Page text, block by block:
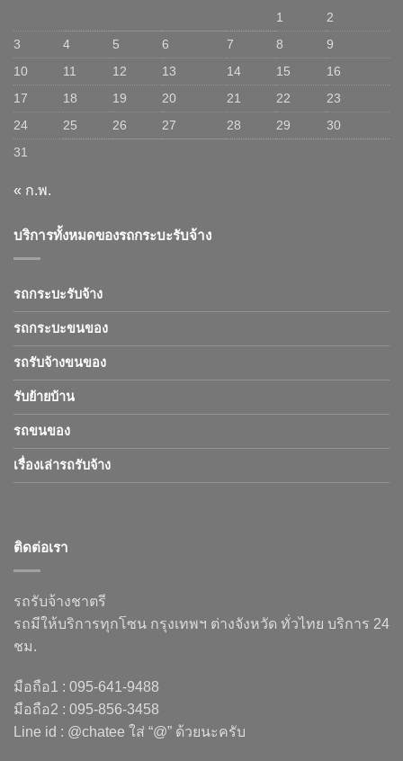
1
2
3
4 5 6 7 8
9
10
11 12 13 14 15
16
17
18 19 20 21 22
23
24
25 26 27 28 29
30
31
« ก.พ.
บริการทั้งหมดของรถกระบะรับจ้าง
รถกระบะรับจ้าง
รถกระบะขนของ
รถรับจ้างขนของ
รับย้ายบ้าน
รถขนของ
เรื่องเล่ารถรับจ้าง
ติดต่อเรา
รถรับจ้างชาตรี
รถมีให้บริการทุกโซน กรุงเทพฯ ต่างจังหวัด ทั่วไทย บริการ 24
ชม.
มือถือ1 : 095-641-9488
มือถือ2 : 095-856-3458
Line id : @chatee ใส่ “@” ด้วยนะครับ